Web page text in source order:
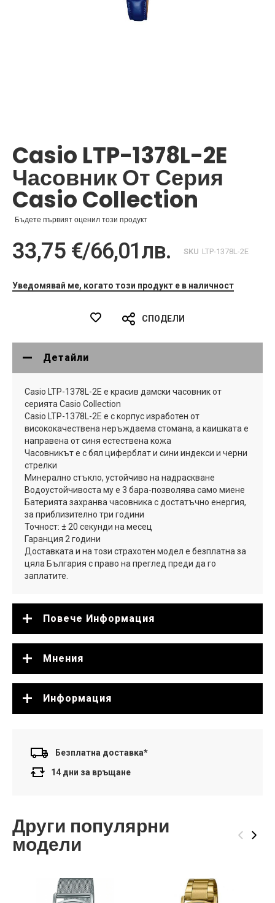
на
галерия
със
снимки
Casio LTP-1378L-2E
Часовник От Серия
Casio Collection
Бъдете първият оценил този продукт
33,75 €/66,01лв. SKU LTP-1378L-2E
Уведомявай ме, когато този продукт е в наличност
СПОДЕЛИ
Детайли
Casio LTP-1378L-2E е красив дамски часовник от
серията Casio Collection
Casio LTP-1378L-2E е с корпус изработен от
висококачествена неръждаема стомана, а каишката е
направена от синя естествена кожа
Часовникът е с бял циферблат и сини индекси и черни
стрелки
Минерално стъкло, устойчиво на надраскване
Водоустойчивоста му е 3 бара-позволява само миене
Батерията захранва часовника с достатъчно енергия,
за приблизително три години
Точност: ± 20 секунди на месец
Гаранция 2 години
Доставката и на този страхотен модел е безплатна за
цяла България с право на преглед преди да го
заплатите.
Повече Информация
Мнения
Информация
Безплатна доставка*
14 дни за връщане
Други популярни
модели ‹ ›